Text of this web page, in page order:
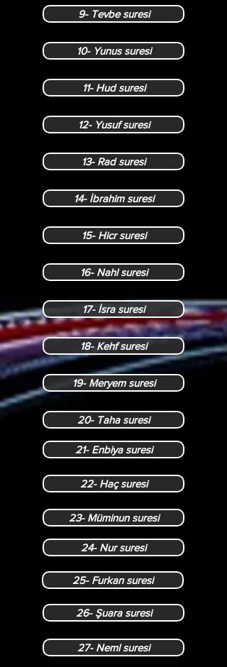
9- Tevbe suresi
10- Yunus suresi
11- Hud suresi
12- Yusuf suresi
13- Rad suresi
14- İbrahim suresi
15- Hicr suresi
16- Nahl suresi
17- İsra suresi
18- Kehf suresi
19- Meryem suresi
20- Taha suresi
21- Enbiya suresi
22- Haç suresi
23- Müminun suresi
24- Nur suresi
25- Furkan suresi
26- Şuara suresi
27- Neml suresi